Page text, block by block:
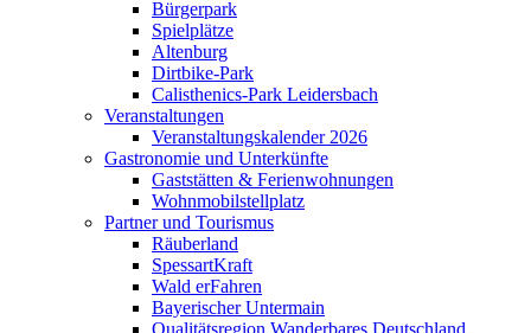
Bürgerpark
Spielplätze
Altenburg
Dirtbike-Park
Calisthenics-Park Leidersbach
Veranstaltungen
Veranstaltungskalender 2026
Gastronomie und Unterkünfte
Gaststätten & Ferienwohnungen
Wohnmobilstellplatz
Partner und Tourismus
Räuberland
SpessartKraft
Wald erFahren
Bayerischer Untermain
Qualitätsregion Wanderbares Deutschland